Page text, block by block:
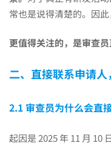
吗？
常也是说得清楚的。因
更值得关注的，是审查员
二、直接联系申请
2.1 审查员为什么会直
起因是 2025 年 11 月 10